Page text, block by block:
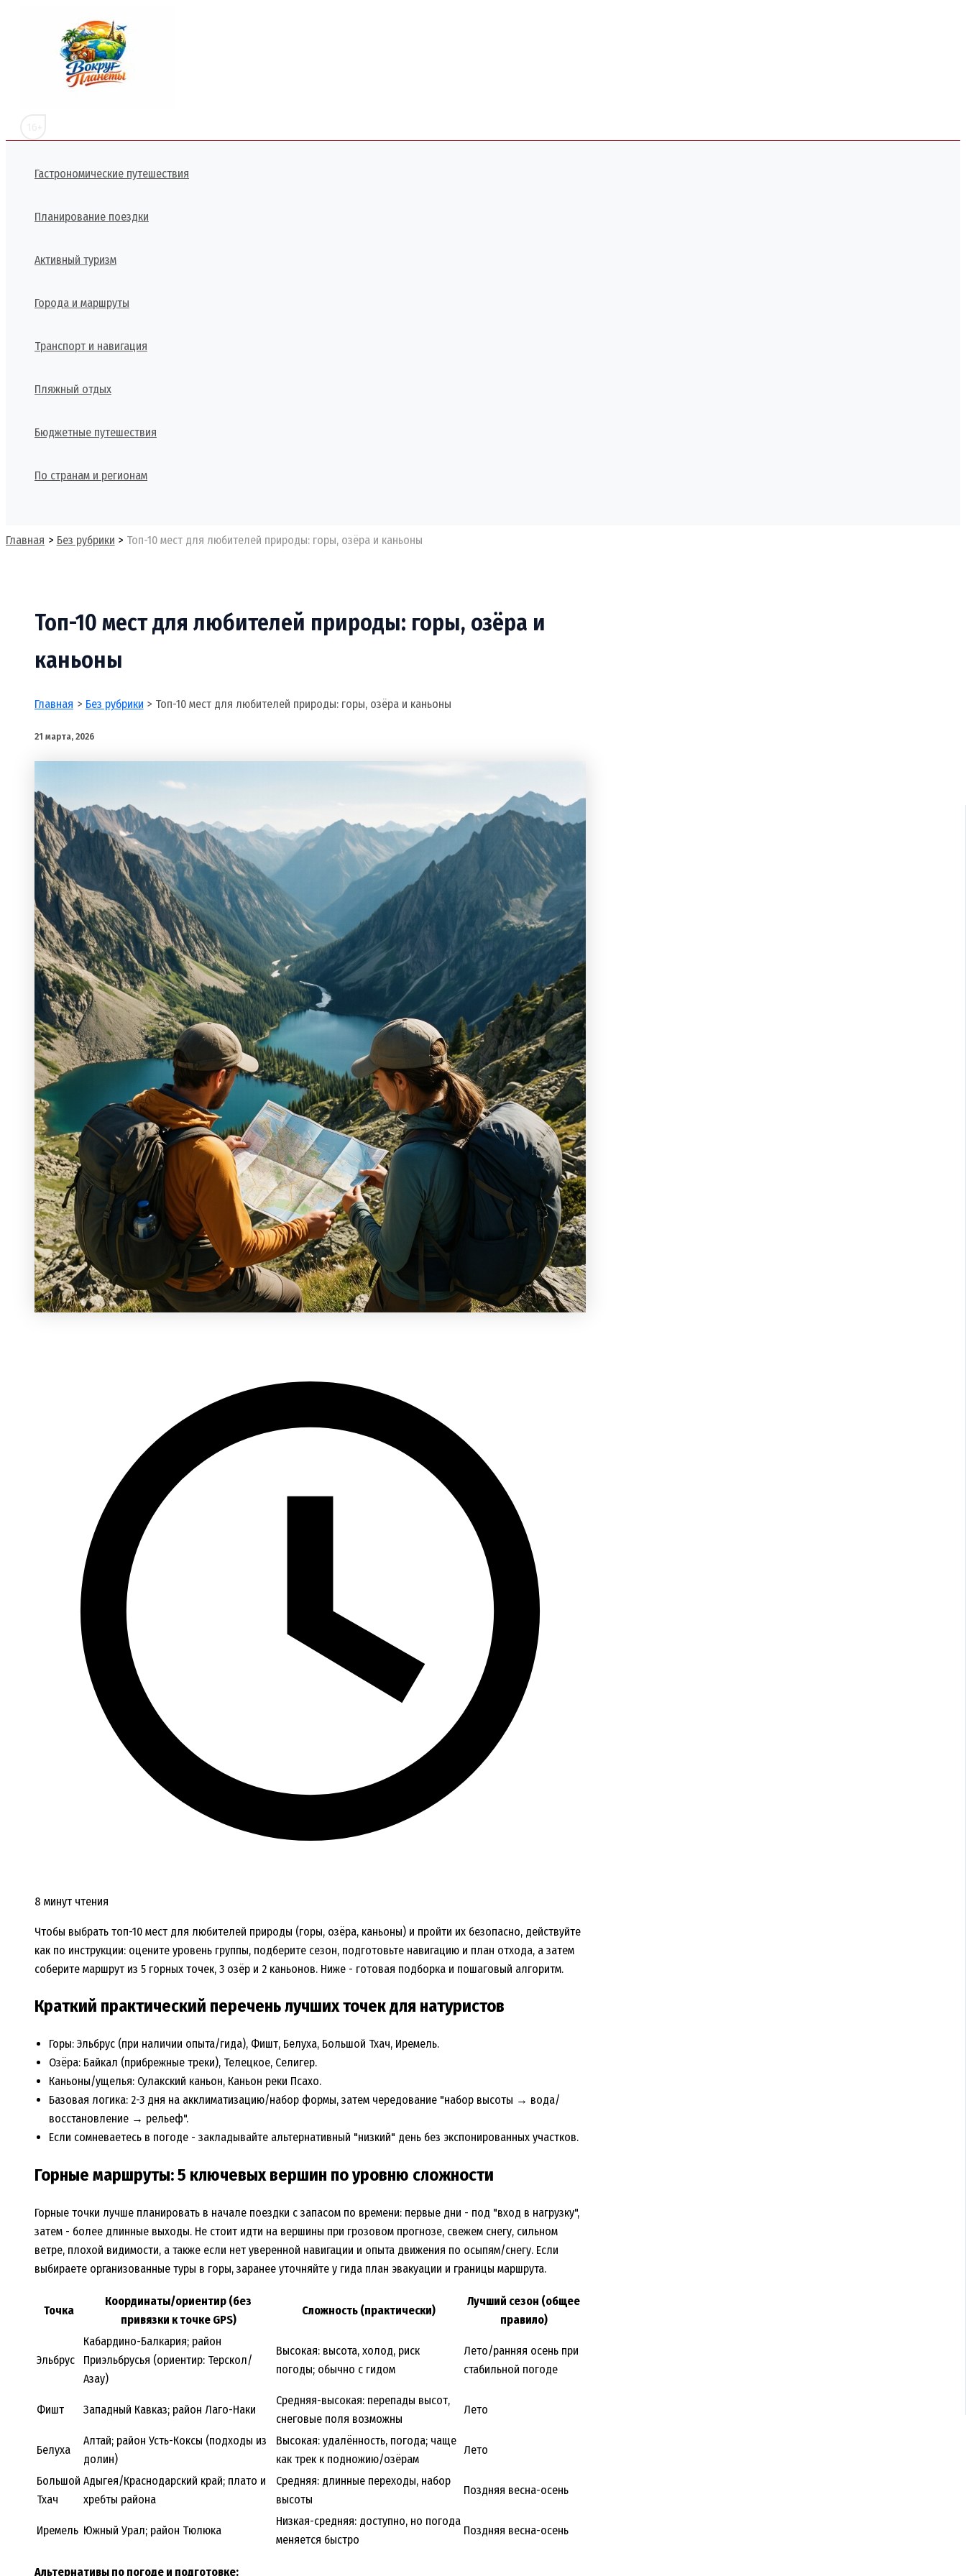
содержимому
Гастрономические путешествия
Планирование поездки
Активный туризм
Города и маршруты
Транспорт и навигация
Пляжный отдых
Бюджетные путешествия
По странам и регионам
Главная Без рубрики Топ-10 мест для любителей природы: горы, озёра и каньоны
Топ-10 мест для любителей природы: горы, озёра и
каньоны
Главная Без рубрики Топ-10 мест для любителей природы: горы, озёра и каньоны
21 марта, 2026
8 минут чтения
Чтобы выбрать топ-10 мест для любителей природы (горы, озёра, каньоны) и пройти их безопасно, действуйте
как по инструкции: оцените уровень группы, подберите сезон, подготовьте навигацию и план отхода, а затем
соберите маршрут из 5 горных точек, 3 озёр и 2 каньонов. Ниже - готовая подборка и пошаговый алгоритм.
Краткий практический перечень лучших точек для натуристов
Горы: Эльбрус (при наличии опыта/гида), Фишт, Белуха, Большой Тхач, Иремель.
Озёра: Байкал (прибрежные треки), Телецкое, Селигер.
Каньоны/ущелья: Сулакский каньон, Каньон реки Псахо.
Базовая логика: 2-3 дня на акклиматизацию/набор формы, затем чередование "набор высоты → вода/
восстановление → рельеф".
Если сомневаетесь в погоде - закладывайте альтернативный "низкий" день без экспонированных участков.
Горные маршруты: 5 ключевых вершин по уровню сложности
Горные точки лучше планировать в начале поездки с запасом по времени: первые дни - под "вход в нагрузку",
затем - более длинные выходы. Не стоит идти на вершины при грозовом прогнозе, свежем снегу, сильном
ветре, плохой видимости, а также если нет уверенной навигации и опыта движения по осыпям/снегу. Если
выбираете организованные туры в горы, заранее уточняйте у гида план эвакуации и границы маршрута.
Точка
Координаты/ориентир (без
привязки к точке GPS)
Сложность (практически)
Лучший сезон (общее
правило)
Эльбрус
Кабардино-Балкария; район
Приэльбрусья (ориентир: Терскол/
Азау)
Высокая: высота, холод, риск
погоды; обычно с гидом
Лето/ранняя осень при
стабильной погоде
Фишт Западный Кавказ; район Лаго-Наки
Средняя-высокая: перепады высот,
снеговые поля возможны
Лето
Белуха
Алтай; район Усть-Коксы (подходы из
долин)
Высокая: удалённость, погода; чаще
как трек к подножию/озёрам
Лето
Большой
Тхач
Адыгея/Краснодарский край; плато и
хребты района
Средняя: длинные переходы, набор
высоты
Поздняя весна-осень
Иремель Южный Урал; район Тюлюка
Низкая-средняя: доступно, но погода
меняется быстро
Поздняя весна-осень
Альтернативы по погоде и подготовке: